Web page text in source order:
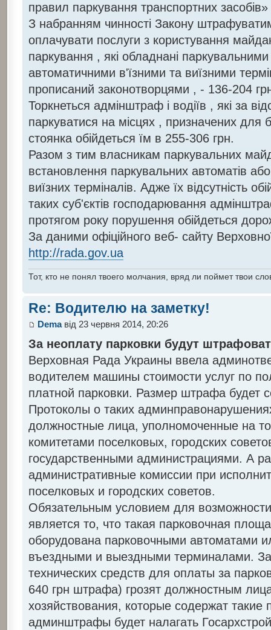
правил паркування транспортних
З набранням чинності Закону
оплачувати послуги з користування
паркування , які обладнані
автоматичними в'їзними та виїзними
прописаний законотворцями , - 136-204
Торкнеться адмінштраф і водіїв , які за
паркуватися на місцях , призначених для
стоянка обійдеться їм в 255-306 грн.
Разом з тим власникам паркувальних
встановлення паркувальних автоматів
виїзних терміналів. Адже їх відсутність
таких суб'єктів господарювання
протягом року порушення обійдеться
За даними офіційного веб- сайту
http://rada.gov.ua
Тот, кто не понял твоего молчания, вряд ли поймет твои
Re: Водителю на заметку!
Demaвід 23 червня 2014, 20:26
За неоплату парковки будут
Верховная Рада Украины ввела
водителем машины стоимости услуг по
платной парковки. Размер штрафа будет
Протоколы о таких
должностные лица, уполномоченные на
комитетами поселковых, городских
государственными администрациями. А
административные комиссии при
поселковых и городских советов.
Обязательным условием для
является то, что такая парковочная
оборудована парковочными автоматами
въездными и выездными терминалами. За
технических средств для оплаты за
640 грн штрафа) грозят должностным
хозяйствования, которые содержат
админштрафы будет налагать